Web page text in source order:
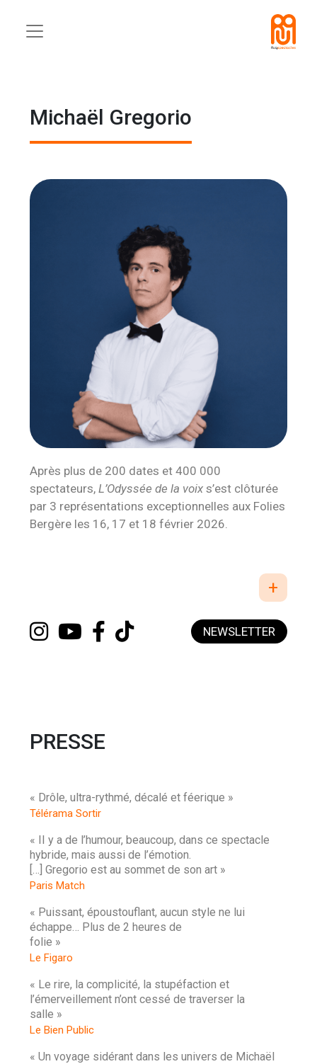
Michaël Gregorio
Après plus de 200 dates et 400 000
spectateurs, L’Odyssée de la voix s’est clôturée
par 3 représentations exceptionnelles aux Folies
Bergère les 16, 17 et 18 février 2026.
+
NEWSLETTER
PRESSE
« Drôle, ultra-rythmé, décalé et féerique »
Télérama Sortir
« II y a de l’humour, beaucoup, dans ce spectacle
hybride, mais aussi de l’émotion.
[…] Gregorio est au sommet de son art »
Paris Match
« Puissant, époustouflant, aucun style ne lui
échappe… Plus de 2 heures de
folie »
Le Figaro
« Le rire, la complicité, la stupéfaction et
l’émerveillement n’ont cessé de traverser la
salle »
Le Bien Public
« Un voyage sidérant dans les univers de Michaël